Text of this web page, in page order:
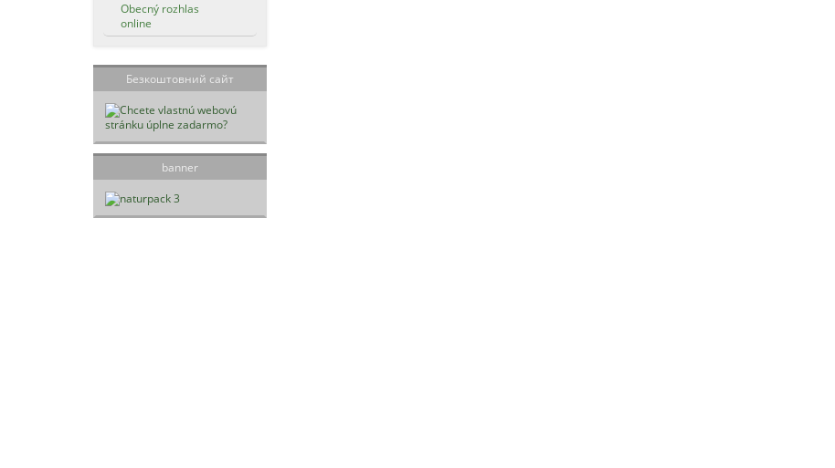
Obecný rozhlas
online
Безкоштовний сайт
banner